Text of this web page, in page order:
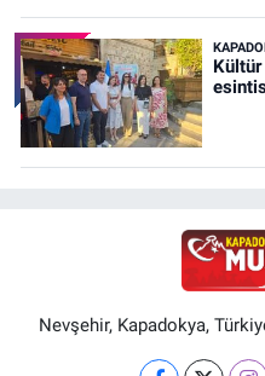
Nevşehir, Kapadokya,